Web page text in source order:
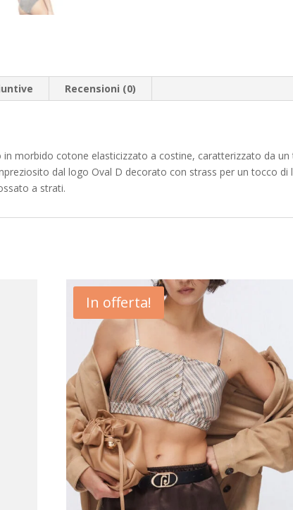
Recensioni (0)
morbido cotone elasticizzato a costine, caratterizzato da
dal logo Oval D decorato con strass per un tocco
a strati.
In offerta!